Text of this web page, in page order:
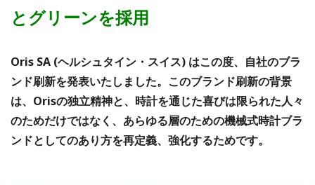
とグリーンを採用
Oris SA (ヘルシュタイン・スイス) はこの度、自社のブラ
ンド刷新を発表いたしました。このブランド刷新の背景
は、Orisの独立精神と、時計を通じた喜びは限られた人々
のためだけではなく、あらゆる層のための機械式時計ブラ
ンドとしてのあり方を再定義、強化するためです。